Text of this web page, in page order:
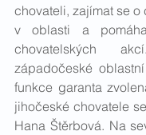
chovateli, zajímat se o
v oblasti a
chovatelských
západočeské
funkce garanta
jihočeské chovatele
Hana Štěrbová. Na